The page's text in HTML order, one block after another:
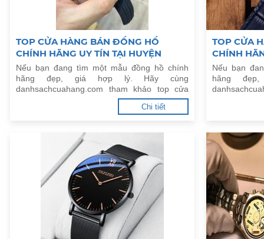
TOP CỬA HÀNG BÁN ĐỒNG HỒ
CHÍNH HÃNG UY TÍN TẠI HUYỆN
QUỐC OAI, HÀ NỘI
Nếu bạn đang tìm một mẫu đồng hồ chính
hãng đẹp, giá hợp lý. Hãy cùng
danhsachcuahang.com tham khảo top cửa
hàng bán đồng hồ chính hãng uy tín tại
Chi tiết
TOP CỬA
CHÍNH
PHÚC
Nếu bạn
hãng
hàng bán